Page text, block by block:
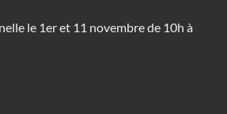
le 1er et 11 novembre de 10h à